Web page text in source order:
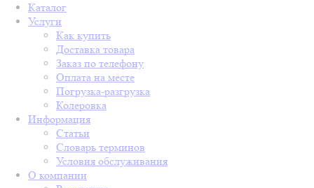
Каталог
Услуги
Как купить
Доставка товара
Заказ по телефону
Оплата на месте
Погрузка-разгрузка
Колеровка
Информация
Статьи
Словарь терминов
Условия обслуживания
О компании